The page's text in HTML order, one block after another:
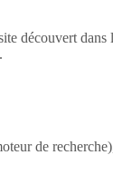
découvert dans
de